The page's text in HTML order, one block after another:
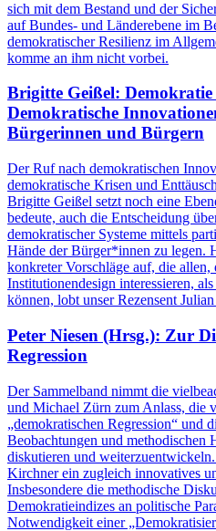
sich mit dem Bestand und der
auf Bundes- und Länderebene im
demokratischer Resilienz im
komme an ihm nicht vorbei.
Brigitte Geißel: Demokratie
Demokratische
Bürgerinnen und Bürgern
Der Ruf nach demokratischen
demokratische Krisen und
Brigitte Geißel setzt noch eine
bedeute, auch die Entscheidung
demokratischer Systeme mittels
Hände der Bürger*innen zu legen.
konkreter Vorschläge auf, die
Institutionendesign interessieren,
können, lobt unser Rezensent
Peter Niesen (Hrsg.): Zur
Regression
Der Sammelband nimmt die
und Michael Zürn zum Anlass, die
„demokratischen Regression“ und
Beobachtungen und methodischen
diskutieren und
Kirchner ein zugleich innovatives
Insbesondere die methodische
Demokratieindizes an politische
Notwendigkeit einer